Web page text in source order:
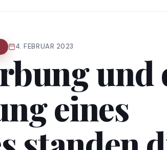
4. FEBRUAR 2023
und
eines